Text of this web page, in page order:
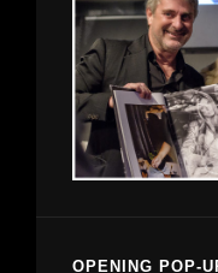
OPENING POP-